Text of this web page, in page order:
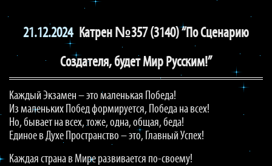
21.12.2024 Катрен №357 (3140) “По Сценарию
Создателя, будет Мир Русским!”
Каждый Экзамен – это маленькая Победа!
Из маленьких Побед формируется, Победа на всех!
Но, бывает на всех, тоже, одна, общая, беда!
Единое в Духе Пространство – это, Главный Успех!
Каждая страна в Мире развивается по-своему!